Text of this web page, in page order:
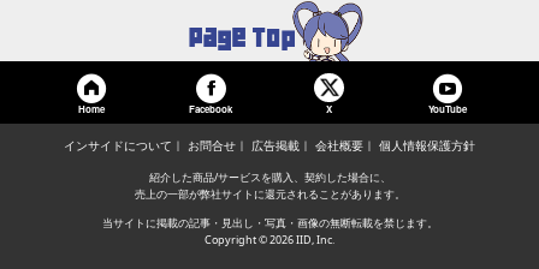
Home Facebook X YouTube
インサイドについて お問合せ 広告掲載 会社概要 個人情報保護方針
紹介した商品/サービスを購入、契約した場合に、
売上の一部が弊社サイトに還元されることがあります。
当サイトに掲載の記事・見出し・写真・画像の無断転載を禁じます。
Copyright © 2026 IID, Inc.